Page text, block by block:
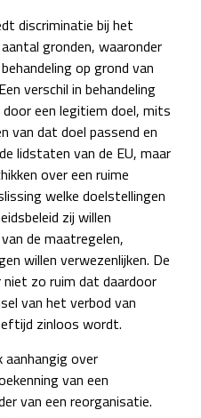
discriminatie bij het
gronden, waaronder
op grond van
verschil in behandeling
een legitiem doel, mits
van dat doel passend en
lidstaten van de EU, maar
over een ruime
welke doelstellingen
zij willen
de maatregelen,
willen verwezenlijken. De
zo ruim dat daardoor
van het verbod van
zinloos wordt.
aanhangig over
van een
van een reorganisatie.